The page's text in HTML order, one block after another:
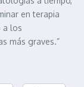
en terapia
a los
más graves.”